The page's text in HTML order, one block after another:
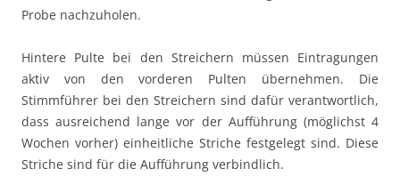
Probe nachzuholen.
Hintere Pulte bei den Streichern müssen Eintragungen
aktiv von den vorderen Pulten übernehmen. Die
Stimmführer bei den Streichern sind dafür verantwortlich,
dass ausreichend lange vor der Aufführung (möglichst 4
Wochen vorher) einheitliche Striche festgelegt sind. Diese
Striche sind für die Aufführung verbindlich.